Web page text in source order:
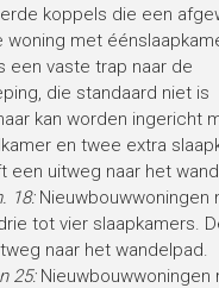
koppels die een
woning met
een vaste trap naar de
die standaard niet is
kan worden ingericht
en twee extra
een uitweg naar het
18: Nieuwbouwwoningen
tot vier slaapkamers.
naar het wandelpad.
25:Nieuwbouwwoningen